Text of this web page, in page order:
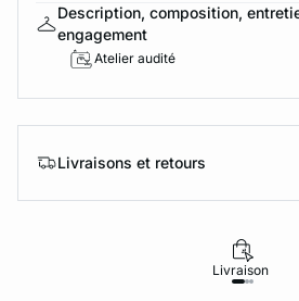
Description, composition,
engagement
Atelier audité
Livraisons et retours
Livraison